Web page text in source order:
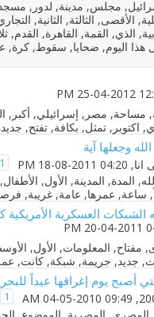
وجعلها آية
انا‏, 18-08-2011 04:20 PM
1
العسكرية الأمريكية كان
أصبح يوم إغراقها عيداً
‏, 04-05-2010 09:49 AM
1